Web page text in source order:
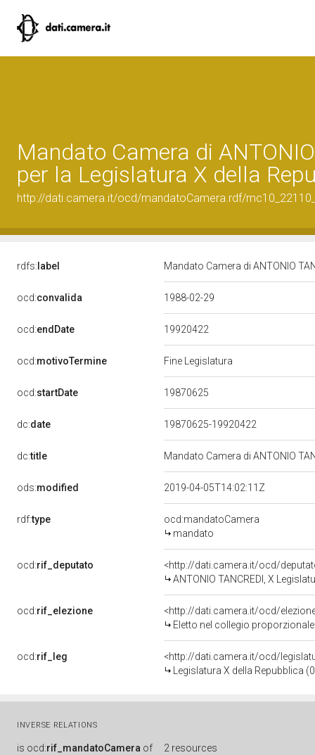
Mandato Camera di
per la Legislatura X della
http://dati.camera.it/ocd/mandatoCamera.rdf/
rdfs: label Mandato Camera di ANTONIO
ocd:convalida 1988-02-29
ocd:endDate 19920422
ocd:motivoTermine Fine Legislatura
ocd:startDate 19870625
dc:date 19870625-19920422
dc:title Mandato Camera di ANTONIO
ods:modified 2019-04-05T14:02:11Z
rdf:type
ocd:mandatoCamera
mandato
ocd:rif_deputato
<http://dati.camera.it/ocd/
ANTONIO TANCREDI, X
ocd:rif_elezione
<http://dati.camera.it/ocd/
Eletto nel collegio proporzionale
ocd:rif_leg
<http://dati.camera.it/ocd/
Legislatura X della Repubblica
INVERSE RELATIONS
is ocd:rif_mandatoCamera of 2 resources